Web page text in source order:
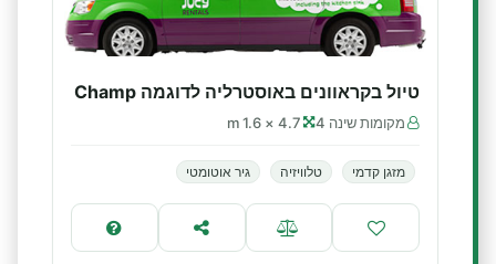
טיול בקראוונים באוסטרליה לדוגמה Champ
מקומות שינה 4 4.7 × 1.6 m
מזגן קדמי טלוויזיה גיר אוטומטי